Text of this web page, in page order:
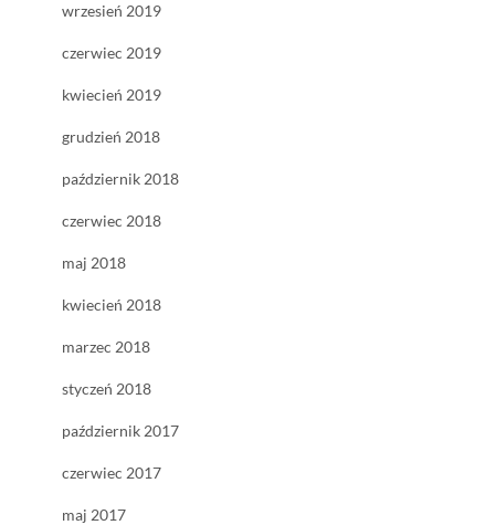
wrzesień 2019
czerwiec 2019
kwiecień 2019
grudzień 2018
październik 2018
czerwiec 2018
maj 2018
kwiecień 2018
marzec 2018
styczeń 2018
październik 2017
czerwiec 2017
maj 2017